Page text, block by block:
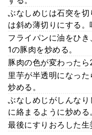
ぶなしめじは石突を
は斜め薄切りにする。
フライパンに油をひき
1の豚肉を炒める。
豚肉の色が変わったら
里芋が半透明になっ
炒める。
ぶなしめじがしんな
に絡まるように炒める
最後にすりおろした生